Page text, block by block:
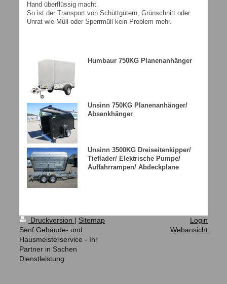
Hand überflüssig macht.
So ist der Transport von Schüttgütern, Grünschnitt oder
Unrat wie Müll oder Sperrmüll kein Problem mehr.
Humbaur 750KG Planenanhänger
Unsinn 750KG Planenanhänger/
Absenkhänger
Unsinn 3500KG Dreiseitenkipper/
Tieflader/ Elektrische Pumpe/
Auffahrrampen/ Abdeckplane
Druckversion | Sitemap
Senf Gebäude- und
Hausmeisterservice - Ihr
Partner in Sachen
Dienstleistung
Login
Webansicht